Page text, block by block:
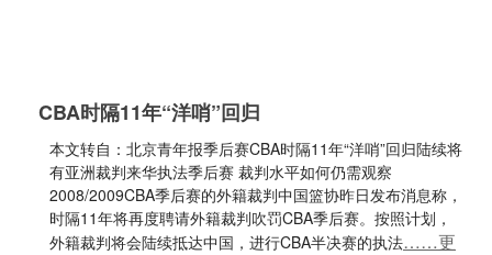
CBA时隔11年“洋哨”回归
本文转自：北京青年报季后赛CBA时隔11年“洋哨”回归陆续将
有亚洲裁判来华执法季后赛 裁判水平如何仍需观察
2008/2009CBA季后赛的外籍裁判中国篮协昨日发布消息称，
时隔11年将再度聘请外籍裁判吹罚CBA季后赛。按照计划，
外籍裁判将会陆续抵达中国，进行CBA半决赛的执法……更